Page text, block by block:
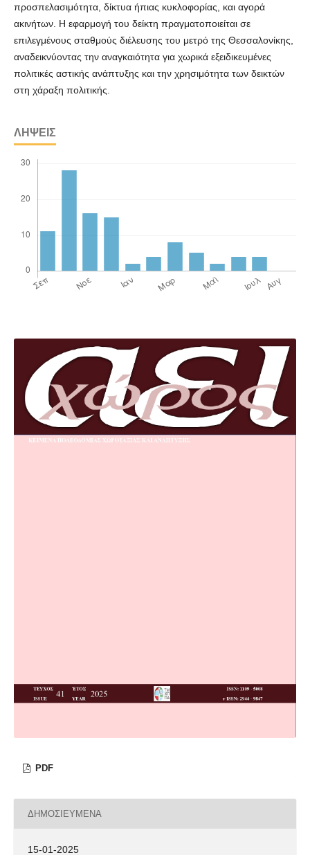
προσπελασιμότητα, δίκτυα ήπιας κυκλοφορίας, και αγορά
ακινήτων. Η εφαρμογή του δείκτη πραγματοποιείται σε
επιλεγμένους σταθμούς διέλευσης του μετρό της Θεσσαλονίκης,
αναδεικνύοντας την αναγκαιότητα για χωρικά εξειδικευμένες
πολιτικές αστικής ανάπτυξης και την χρησιμότητα των δεικτών
στη χάραξη πολιτικής.
ΛΉΨΕΙΣ
PDF
ΔΗΜΟΣΙΕΥΜΈΝΑ
15-01-2025